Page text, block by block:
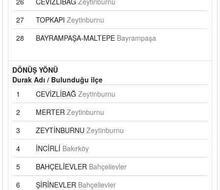
27
TOPKAPI Zeytinburnu
28
BAYRAMPAŞA-MALTEPE Bayrampaşa
DÖNÜŞ YÖNÜ
Durak Adı / Bulunduğu ilçe
1
CEVİZLİBAĞ Zeytinburnu
2
MERTER Zeytinburnu
3
ZEYTİNBURNU Zeytinburnu
4
İNCİRLİ Bakırköy
5
BAHÇELİEVLER Bahçelievler
6
ŞİRİNEVLER Bahçelievler